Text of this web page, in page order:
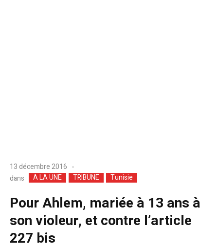
13 décembre 2016
dans
A LA UNE TRIBUNE Tunisie
Pour Ahlem, mariée à 13 ans à
son violeur, et contre l’article
227 bis